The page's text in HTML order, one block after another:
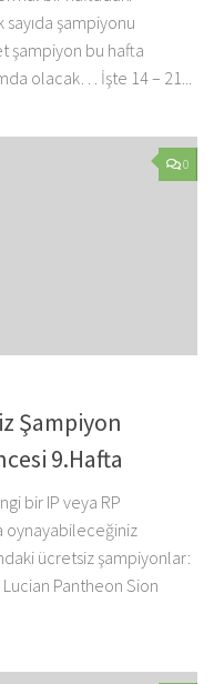
şampiyonu
şampiyon bu hafta
olacak… İşte 14 – 21...
0
Şampiyon
9.Hafta
bir IP veya RP
oynayabileceğiniz
ücretsiz şampiyonlar:
Lucian Pantheon Sion